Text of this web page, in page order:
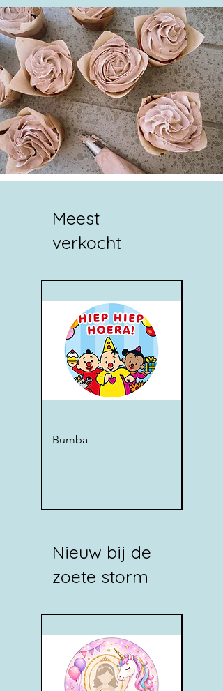
Meest
verkocht
Bumba
Nieuw bij de
zoete storm